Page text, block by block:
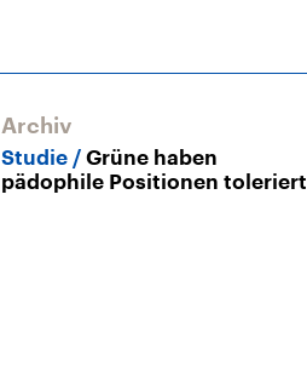
Archiv
Studie
Grüne haben
pädophile Positionen toleriert